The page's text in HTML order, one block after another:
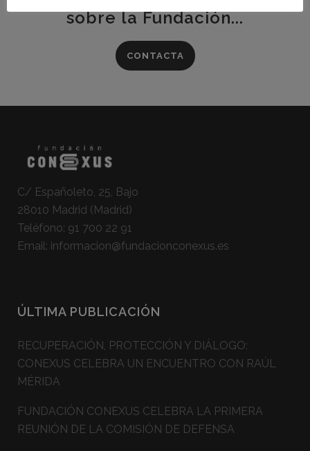
sobre la Fundación...
CONTACTA
C/ Españoleto, 25, Bajo
28010 Madrid (Madrid)
Teléfono: 91 700 22 91
Email: informacion@fundacionconexus.es
ÚLTIMA PUBLICACIÓN
RECUPERACIÓN, PROTECCIÓN Y DIÁLOGO:
CONEXUS CELEBRA UN ENCUENTRO CON RAÚL
MÉRIDA
FUNDACIÓN CONEXUS CELEBRA LA PRIMERA
REUNIÓN DE LA COMISIÓN DE DEFENSA